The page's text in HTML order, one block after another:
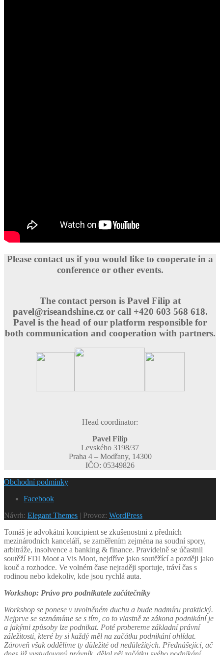
Please contact us if you would like to cooperate in a
conference or other events.
The contact person is Pavel Filip at
pavel@riseandshine.czor call +420 603 568 618.
Pavel is the head of our platform responsible for
both communication and cooperation with partners.
Head coordinator:
Pavel Filip
Levského 3198/37
Praha 4 – Modřany, 14300
IČO: 05349826
Obchodní podmínky
Facebook
Návrh: Elegant Themes | Provoz: WordPress
Tomáš je advokátní koncipient se zkušenostmi z předních
mezinárodních kanceláří, se zaměřením zejména na soudní spory,
arbitráže, insolvence a banking & finance. Pravidelně se účastnil
soutěží FDI Moot a Vis Moot, nejdříve jako soutěžící a později jako
kouč a rozhodce. Ve volném čase nejraději sportuje, tráví čas s
rodinou nebo kdekoliv, kde jsou rychlá auta.
Workshop: Právo pro podnikatele začátečníky
Workshop se ponese v uvolněném duchu a bude nadmíru praktický.
Nejprve se seznámíme se s tím, co to vlastně ze zákona podnikání je
a jakými způsoby lze podnikat. Poté probereme základní právní
záležitosti, které by si každý měl na začátku podnikání ohlídat.
Zároveň však oddělíme ty důležité od nedůležitých. Přednášející, ač